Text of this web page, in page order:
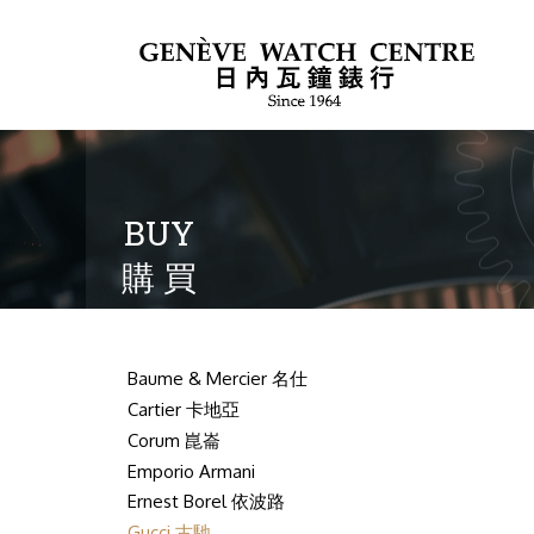
BUY
購 買
Baume & Mercier 名仕
Cartier 卡地亞
Corum 崑崙
Emporio Armani
Ernest Borel 依波路